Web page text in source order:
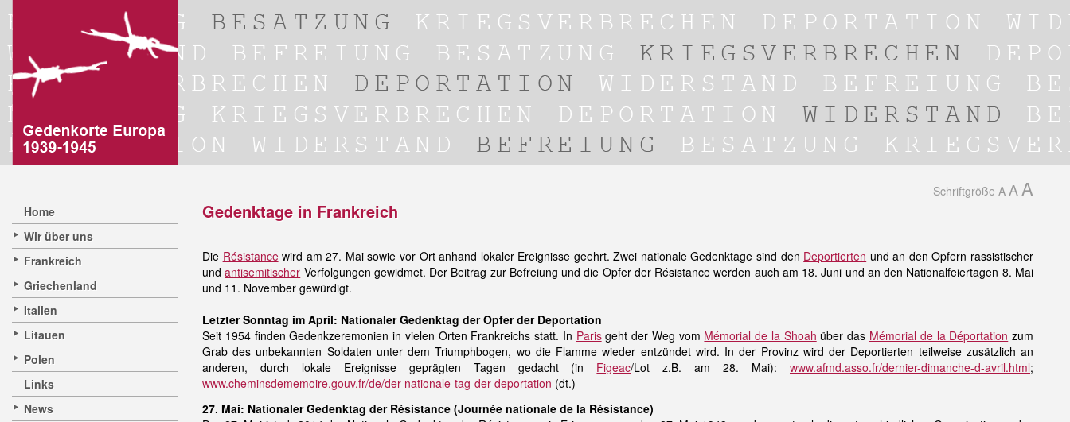
Home
Wir über uns
Frankreich
Griechenland
Italien
Litauen
Polen
Links
News
Schriftgröße A A A
Gedenktage in Frankreich
Die Résistancewird am 27. Mai sowie vor Ort anhand lokaler Ereignisse geehrt. Zwei nationale Gedenktage sind den Deportierten und an den Opfern rassistischer
undantisemitischer Verfolgungen gewidmet. Der Beitrag zur Befreiung und die Opfer der Résistance werden auch am 18. Juni und an den Nationalfeiertagen 8. Mai
und 11. November gewürdigt.
Letzter Sonntag im April: Nationaler Gedenktag der Opfer der Deportation
Seit 1954 finden Gedenkzeremonien in vielen Orten Frankreichs statt. In Parisgeht der Weg vom Mémorial de la Shoah über das Mémorial de la Déportation zum
Grab des unbekannten Soldaten unter dem Triumphbogen, wo die Flamme wieder entzündet wird. In der Provinz wird der Deportierten teilweise zusätzlich an
anderen, durch lokale Ereignisse geprägten Tagen gedacht (in Figeac/Lot z.B. am 28. Mai):www.afmd.asso.fr/dernier-dimanche-d-avril.html;
www.cheminsdememoire.gouv.fr/de/der-nationale-tag-der-deportation (dt.)
27. Mai: Nationaler Gedenktag der Résistance (Journée nationale de la Résistance)